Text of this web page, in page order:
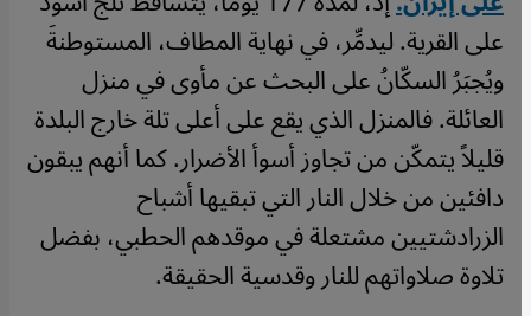
على القرية. ليدمِّر، في نهاية المطاف، المستوطنةَ
ويُجبَرُ السكّانُ على البحث عن مأوى في منزل
العائلة. فالمنزل الذي يقع على أعلى تلة خارج البلدة
قليلاً يتمكّن من تجاوز أسوأ الأضرار. كما أنهم يبقون
دافئين من خلال النار التي تبقيها أشباح
الزرادشتيين مشتعلة في موقدهم الحطبي، بفضل
تلاوة صلاواتهم للنار وقدسية الحقيقة.